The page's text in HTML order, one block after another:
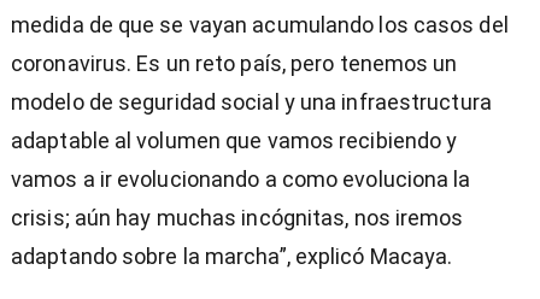
medida de que se vayan acumulando los casos del
coronavirus. Es un reto país, pero tenemos un
modelo de seguridad social y una infraestructura
adaptable al volumen que vamos recibiendo y
vamos a ir evolucionando a como evoluciona la
crisis; aún hay muchas incógnitas, nos iremos
adaptando sobre la marcha”, explicó Macaya.